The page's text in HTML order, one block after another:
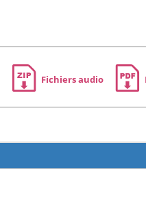
Fichiers audio